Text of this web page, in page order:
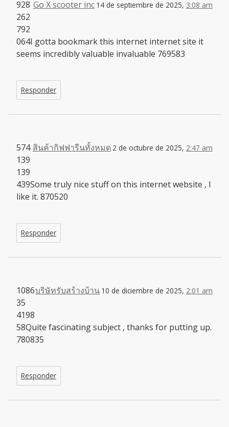
Go X scooter inc 14 de septiembre de 2025, 3:08 am
928
262
792
064I gotta bookmark this internet internet site it
seems incredibly valuable invaluable 769583
Responder
สินค้ากิฟฟารีนทั้งหมด 2 de octubre de 2025, 2:47 am
574
139
139
439Some truly nice stuff on this internet website , I
like it. 870520
Responder
บริษัทรับสร้างบ้าน 10 de diciembre de 2025, 2:01 am
1086
35
4198
58Quite fascinating subject , thanks for putting up.
780835
Responder